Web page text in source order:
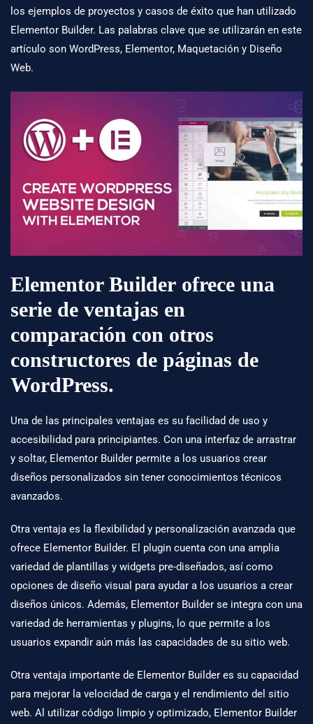
los ejemplos de proyectos y casos de éxito que han utilizado
Elementor Builder. Las palabras clave que se utilizarán en este
artículo son WordPress, Elementor, Maquetación y Diseño
Web.
Elementor Builder ofrece una
serie de ventajas en
comparación con otros
constructores de páginas de
WordPress.
Una de las principales ventajas es su facilidad de uso y
accesibilidad para principiantes. Con una interfaz de arrastrar
y soltar, Elementor Builder permite a los usuarios crear
diseños personalizados sin tener conocimientos técnicos
avanzados.
Otra ventaja es la flexibilidad y personalización avanzada que
ofrece Elementor Builder. El plugin cuenta con una amplia
variedad de plantillas y widgets pre-diseñados, así como
opciones de diseño visual para ayudar a los usuarios a crear
diseños únicos. Además, Elementor Builder se integra con una
variedad de herramientas y plugins, lo que permite a los
usuarios expandir aún más las capacidades de su sitio web.
Otra ventaja importante de Elementor Builder es su capacidad
para mejorar la velocidad de carga y el rendimiento del sitio
web. Al utilizar código limpio y optimizado, Elementor Builder